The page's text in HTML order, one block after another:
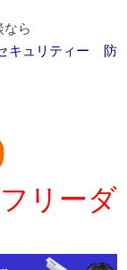
ら
キュリティー 防
リーダ